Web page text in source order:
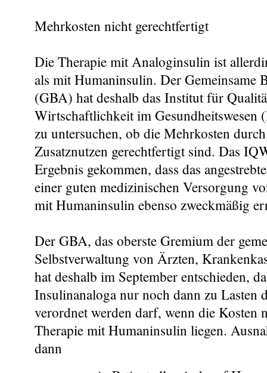
Mehrkosten nicht gerechtfertigt
Die Therapie mit Analoginsulin ist
als mit Humaninsulin. Der Gemeinsame
(GBA) hat deshalb das Institut für
Wirtschaftlichkeit im Gesundheitswesen
zu untersuchen, ob die Mehrkosten
Zusatznutzen gerechtfertigt sind. Das
Ergebnis gekommen, dass das
einer guten medizinischen Versorgung
mit Humaninsulin ebenso zweckmäßig
Der GBA, das oberste Gremium der
Selbstverwaltung von Ärzten,
hat deshalb im September entschieden,
Insulinanaloga nur noch dann zu Lasten
verordnet werden darf, wenn die Kosten
Therapie mit Humaninsulin liegen.
dann